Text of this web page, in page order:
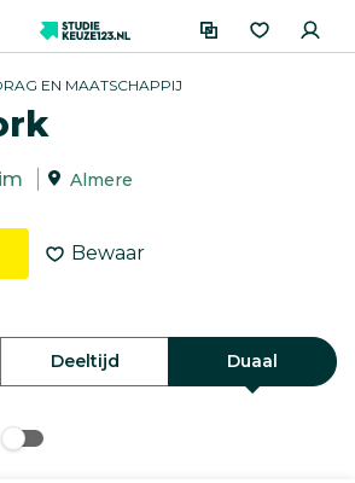
EN MAATSCHAPPIJ
Almere
Bewaar
Deeltijd Duaal